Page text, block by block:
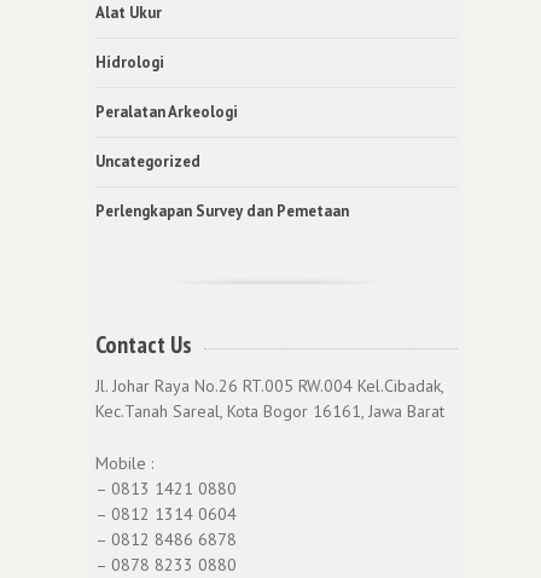
Alat Ukur
Hidrologi
Peralatan Arkeologi
Uncategorized
Perlengkapan Survey dan Pemetaan
Contact Us
Jl. Johar Raya No.26 RT.005 RW.004 Kel.Cibadak,
Kec.Tanah Sareal, Kota Bogor 16161, Jawa Barat
Mobile :
– 0813 1421 0880
– 0812 1314 0604
– 0812 8486 6878
– 0878 8233 0880